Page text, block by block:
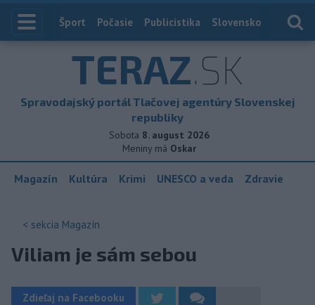
Index
Šport Počasie Publicistika Slovensko
TERAZ.SK
Spravodajský portál Tlačovej agentúry Slovenskej
republiky
Sobota 8. august 2026
Meniny má Oskar
Magazín Kultúra Krimi UNESCO a veda Zdravie
< sekcia Magazín
Viliam je sám sebou
Zdieľaj na Facebooku